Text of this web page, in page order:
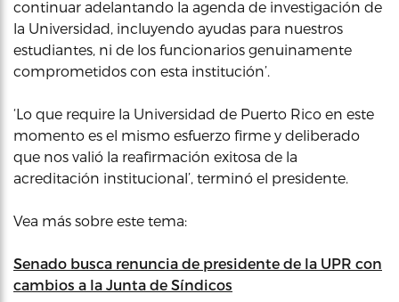
continuar adelantando la agenda de investigación de
la Universidad, incluyendo ayudas para nuestros
estudiantes, ni de los funcionarios genuinamente
comprometidos con esta institución’.
‘Lo que require la Universidad de Puerto Rico en este
momento es el mismo esfuerzo firme y deliberado
que nos valió la reafirmación exitosa de la
acreditación institucional’, terminó el presidente.
Vea más sobre este tema:
Senado busca renuncia de presidente de la UPR con
cambios a la Junta de Síndicos